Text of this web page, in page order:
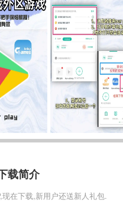
载简介
现在下载,新用户还送新人礼包.